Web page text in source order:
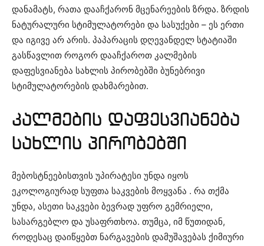
დანამატს, რათა დააჩქარონ მცენარეების ზრდა. ზრდის
ნატურალური სტიმულატორები და სასუქები – ეს ერთი
და იგივე არ არის. პაპარაცის დღევანდელ სტატიაში
გასწავლით როგორ დააჩქაროთ კალმების
დაფესვიანება სახლის პირობებში ბუნებრივი
სტიმულატორების დახმარებით.
კალმების დაფესვიანება
სახლის პირობებში
მებოსტნეებისთვის უპირატესი უნდა იყოს
ეკოლოგიურად სუფთა საკვების მოყვანა . რა თქმა
უნდა, ასეთი საკვები ბევრად უფრო გემრიელი,
სასარგებლო და უსაფრთხოა. თუმცა, იმ წუთიდან,
როდესაც დაიწყებთ ნარგავების დამუშავებას ქიმიური